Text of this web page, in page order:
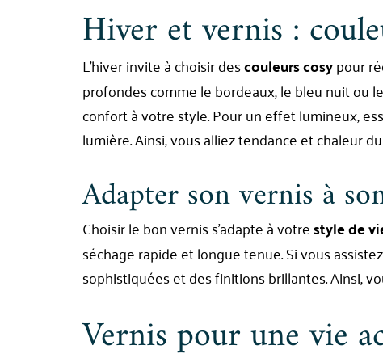
Hiver et vernis :
L’hiver invite à choisir descouleurs cosypour
profondes comme le bordeaux, le bleu nuit ou
confort à votre style. Pour un effet lumineux,
lumière. Ainsi, vous alliez tendance et chaleur
Adapter son vernis à
Choisir le bon vernis s’adapte à votrestyle de
séchage rapide et longue tenue. Si vous
sophistiquées et des finitions brillantes. Ainsi,
Vernis pour une vie